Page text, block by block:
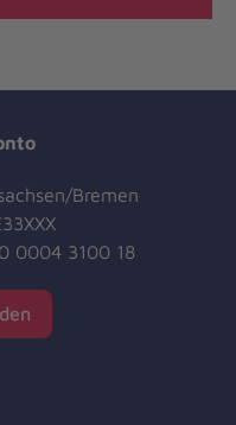
Bremen
0004 3100 18